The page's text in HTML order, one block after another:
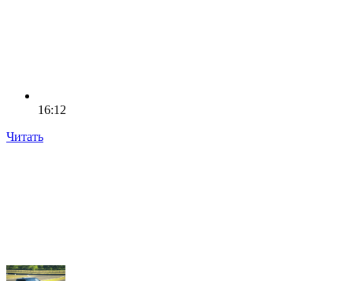
16:12
Читать